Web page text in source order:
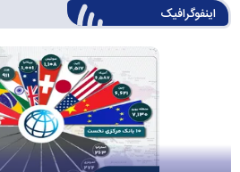
اینفوگرافیک